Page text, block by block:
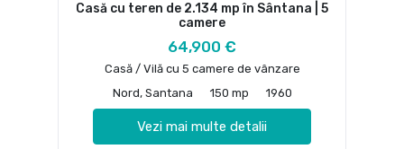
Casă cu teren de 2.134 mp în Sântana | 5
camere
64,900 €
Casă / Vilă cu 5 camere de vânzare
Nord, Santana
150 mp 1960
Vezi mai multe detalii